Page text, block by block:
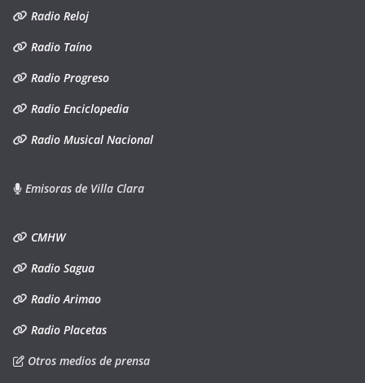
Radio Reloj
Radio Taíno
Radio Progreso
Radio Enciclopedia
Radio Musical Nacional
Emisoras de Villa Clara
CMHW
Radio Sagua
Radio Arimao
Radio Placetas
Otros medios de prensa